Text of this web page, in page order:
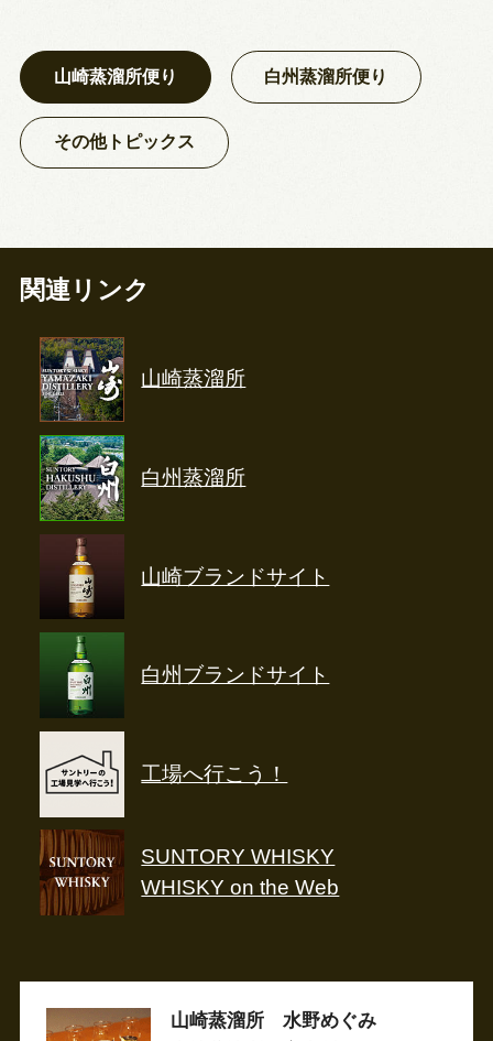
山崎蒸溜所便り 白州蒸溜所便り
その他トピックス
関連リンク
山崎蒸溜所
白州蒸溜所
山崎ブランドサイト
白州ブランドサイト
工場へ行こう！
SUNTORY WHISKY
WHISKY on the Web
山崎蒸溜所 水野めぐみ